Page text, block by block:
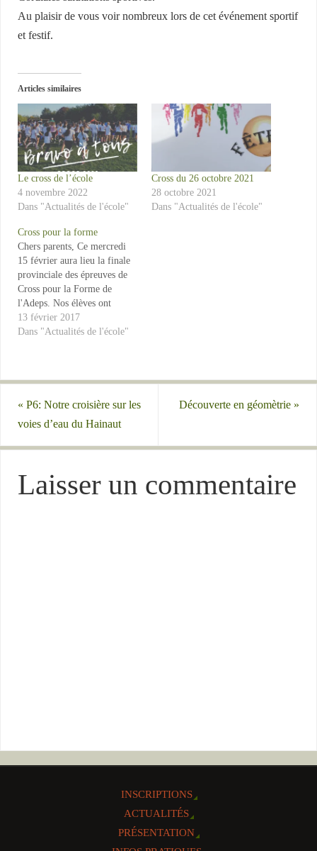
Au plaisir de vous voir nombreux lors de cet événement sportif
et festif.
Articles similaires
Le cross de l’école
4 novembre 2022
Dans "Actualités de l'école"
Cross du 26 octobre 2021
28 octobre 2021
Dans "Actualités de l'école"
Cross pour la forme
Chers parents, Ce mercredi
15 février aura lieu la finale
provinciale des épreuves de
Cross pour la Forme de
l'Adeps. Nos élèves ont
participer en octobre dernier
à la première manche de cette
sur…
13 février 2017
Dans "Actualités de l'école"
« P6: Notre croisière sur les
voies d’eau du Hainaut
Découverte en géomètrie »
Laisser un commentaire
INSCRIPTIONS
ACTUALITÉS
PRÉSENTATION